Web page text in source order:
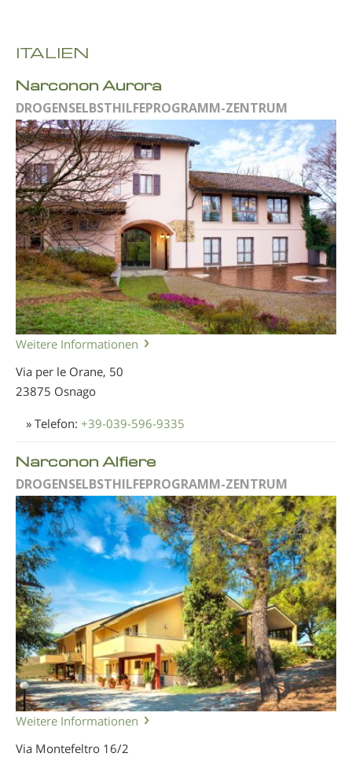
ITALIEN
Narconon Aurora
DROGENSELBSTHILFEPROGRAMM-ZENTRUM
Weitere Informationen
Via per le Orane, 50
23875 Osnago
» Telefon: +39-039-596-9335
Narconon Alfiere
DROGENSELBSTHILFEPROGRAMM-ZENTRUM
Weitere Informationen
Via Montefeltro 16/2